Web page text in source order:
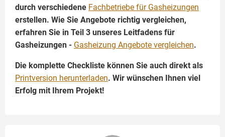
durch verschiedene Fachbetriebe für Gasheizungen
erstellen. Wie Sie Angebote richtig vergleichen,
erfahren Sie in Teil 3 unseres Leitfadens für
Gasheizungen - Gasheizung Angebote vergleichen.
Die komplette Checkliste können Sie auch direkt als
Printversion herunterladen. Wir wünschen Ihnen viel
Erfolg mit Ihrem Projekt!